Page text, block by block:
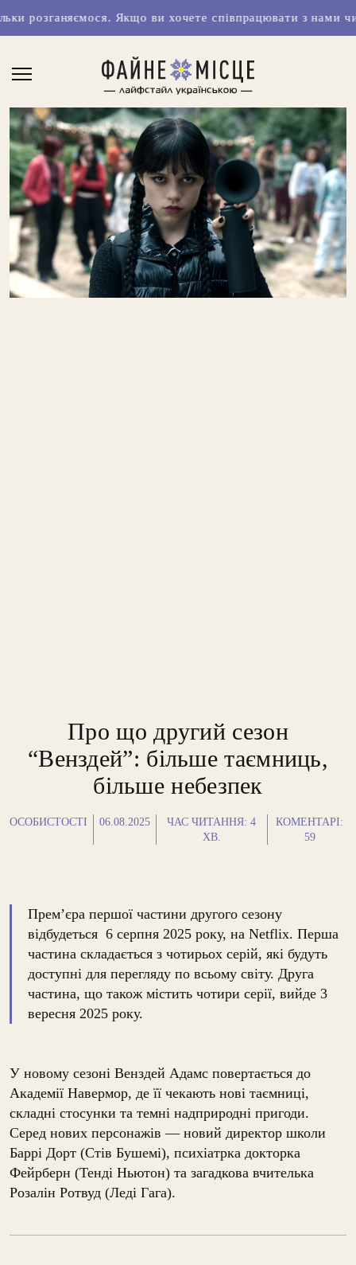
Якщо ви хочете співпрацювати з нами чи маєте класні
Про що другий сезон
“Венздей”: більше таємниць,
більше небезпек
ОСОБИСТОСТІ 06.08.2025 ЧАС ЧИТАННЯ:4
ХВ.
КОМЕНТАРІ:
59
Прем’єра першої частини другого сезону
відбудеться 6 серпня 2025 року, на Netflix. Перша
частина складається з чотирьох серій, які будуть
доступні для перегляду по всьому світу. Друга
частина, що також містить чотири серії, вийде 3
вересня 2025 року.
У новому сезоні Венздей Адамс повертається до
Академії Навермор, де її чекають нові таємниці,
складні стосунки та темні надприродні пригоди.
Серед нових персонажів — новий директор школи
Баррі Дорт (Стів Бушемі), психіатрка докторка
Фейрберн (Тенді Ньютон) та загадкова вчителька
Розалін Ротвуд (Леді Гага).